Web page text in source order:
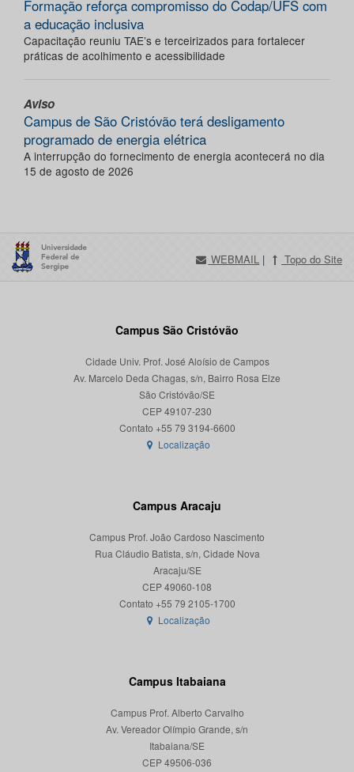
Formação reforça compromisso do Codap/UFS com
a educação inclusiva
Capacitação reuniu TAE’s e terceirizados para fortalecer
práticas de acolhimento e acessibilidade
Aviso
Campus de São Cristóvão terá desligamento
programado de energia elétrica
A interrupção do fornecimento de energia acontecerá no dia
15 de agosto de 2026
WEBMAIL | Topo do Site
Campus São Cristóvão
Cidade Univ. Prof. José Aloísio de Campos
Av. Marcelo Deda Chagas, s/n, Bairro Rosa Elze
São Cristóvão/SE
CEP 49107-230
Localização
Campus Aracaju
Campus Prof. João Cardoso Nascimento
Rua Cláudio Batista, s/n, Cidade Nova
Aracaju/SE
CEP 49060-108
Localização
Campus Itabaiana
Campus Prof. Alberto Carvalho
Av. Vereador Olímpio Grande, s/n
Itabaiana/SE
CEP 49506-036